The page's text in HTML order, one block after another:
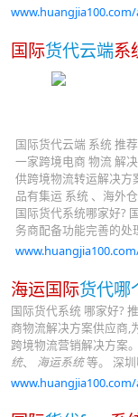
国际货代云端系
国际货代云端 系统 推
一家跨境电商 物流 解
供跨境物流转运解决方
品有集运 系统 、海外
国际货代系统哪家好?
务商配备功能完善的处
海运国际货代哪
国际货代系统 哪家好?
商物流解决方案供应商,
跨境物流营销解决方案
统、 海运系统等。 深圳